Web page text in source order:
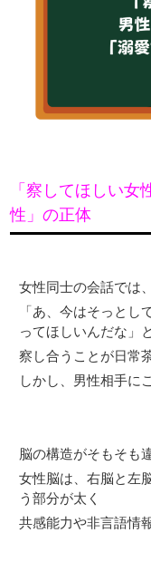
「察してほしい
性」の正体
女性同士の会話では
「あ、今はそっとし
ってほしいんだな」と
察し合うことが日常
しかし、男性相手に
脳の構造がそもそも
女性脳は、右脳と左
う部分が太く
共感能力や非言語情